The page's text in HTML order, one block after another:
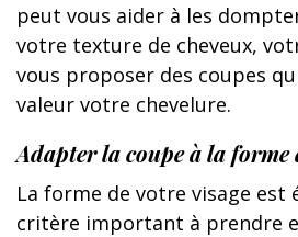
peut vous aider à les
votre texture de cheveux,
vous proposer des coupes
valeur votre chevelure.
Adapter la coupe à la forme
La forme de votre visage est
critère important à prendre